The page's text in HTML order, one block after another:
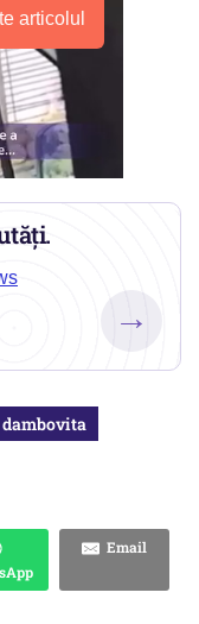
articolul
→
dambovita
Email